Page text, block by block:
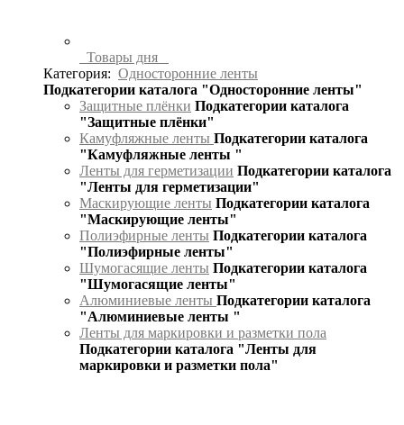
Товары дня
Категория: Односторонние ленты
Подкатегории каталога "Односторонние ленты"
Защитные плёнки Подкатегории каталога
"Защитные плёнки"
Камуфляжные ленты Подкатегории каталога
"Камуфляжные ленты "
Ленты для герметизации Подкатегории каталога
"Ленты для герметизации"
Маскирующие ленты Подкатегории каталога
"Маскирующие ленты"
Полиэфирные ленты Подкатегории каталога
"Полиэфирные ленты"
Шумогасящие ленты Подкатегории каталога
"Шумогасящие ленты"
Алюминиевые ленты Подкатегории каталога
"Алюминиевые ленты "
Ленты для маркировки и разметки пола
Подкатегории каталога "Ленты для
маркировки и разметки пола"